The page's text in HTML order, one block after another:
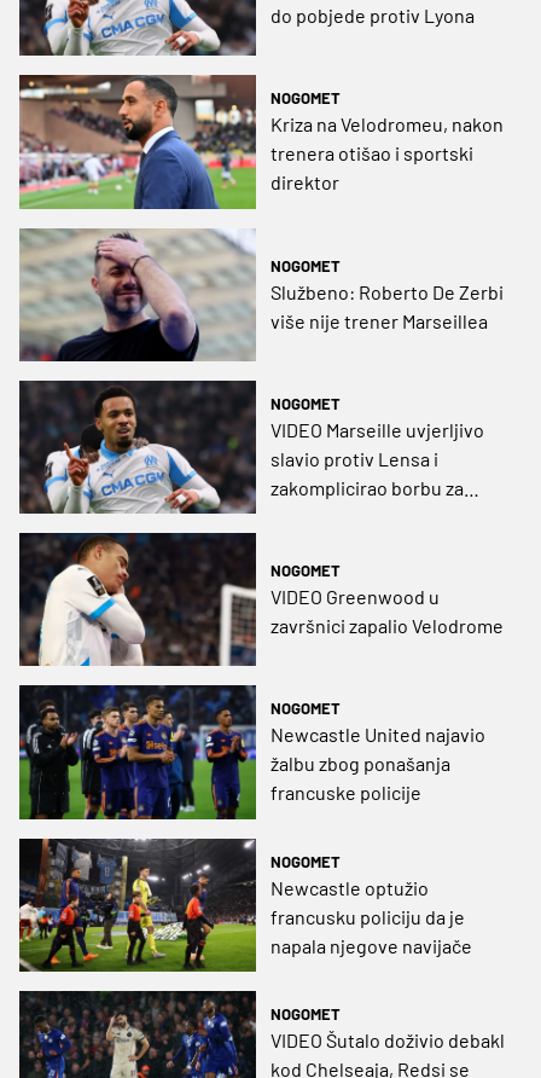
do pobjede protiv Lyona
NOGOMET
Kriza na Velodromeu, nakon
trenera otišao i sportski
direktor
NOGOMET
Službeno: Roberto De Zerbi
više nije trener Marseillea
NOGOMET
VIDEO Marseille uvjerljivo
slavio protiv Lensa i
zakomplicirao borbu za
NOGOMET
VIDEO Greenwood u
završnici zapalio Velodrome
NOGOMET
Newcastle United najavio
žalbu zbog ponašanja
francuske policije
NOGOMET
Newcastle optužio
francusku policiju da je
napala njegove navijače
NOGOMET
VIDEO Šutalo doživio debakl
kod Chelseaja, Redsi se